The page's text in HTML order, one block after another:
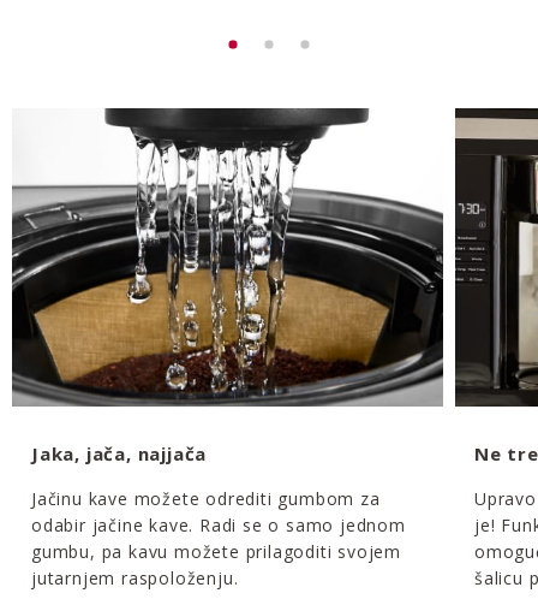
Jaka, jača, najjača
Jačinu kave možete odrediti gumbom za
odabir jačine kave. Radi se o samo jednom
gumbu, pa kavu možete prilagoditi svojem
jutarnjem raspoloženju.
Ne
je!
šalicu